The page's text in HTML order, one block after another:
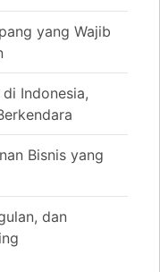
yang Wajib
Indonesia,
Bisnis yang
dan